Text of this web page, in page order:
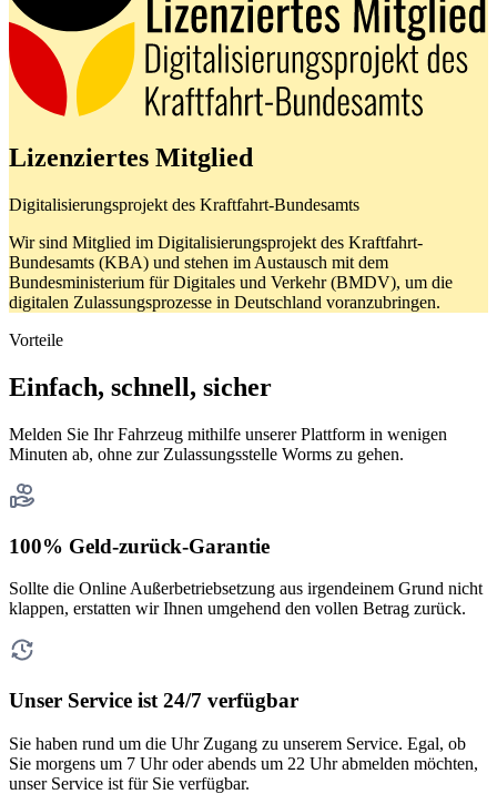
Lizenziertes Mitglied
Digitalisierungsprojekt des Kraftfahrt-Bundesamts
Wir sind Mitglied im Digitalisierungsprojekt des Kraftfahrt-
Bundesamts (KBA) und stehen im Austausch mit dem
Bundesministerium für Digitales und Verkehr (BMDV), um die
digitalen Zulassungsprozesse in Deutschland voranzubringen.
Vorteile
Einfach, schnell, sicher
Melden Sie Ihr Fahrzeug mithilfe unserer Plattform in wenigen
Minuten ab, ohne zur Zulassungsstelle Worms zu gehen.
100% Geld-zurück-Garantie
Sollte die Online Außerbetriebsetzung aus irgendeinem Grund nicht
klappen, erstatten wir Ihnen umgehend den vollen Betrag zurück.
Unser Service ist 24/7 verfügbar
Sie haben rund um die Uhr Zugang zu unserem Service. Egal, ob
Sie morgens um 7 Uhr oder abends um 22 Uhr abmelden möchten,
unser Service ist für Sie verfügbar.